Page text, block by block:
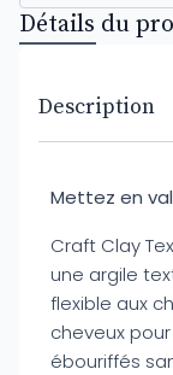
Détails du
Description
Mettez en
Craft Clay
une argile
flexible aux
cheveux
ébouriffés